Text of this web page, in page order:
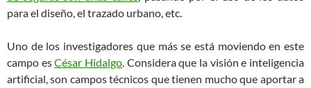
para el diseño, el trazado urbano, etc.
Uno de los investigadores que más se está moviendo en este
campo esCésar Hidalgo. Considera que la visión e inteligencia
artificial, son campos técnicos que tienen mucho que aportar a